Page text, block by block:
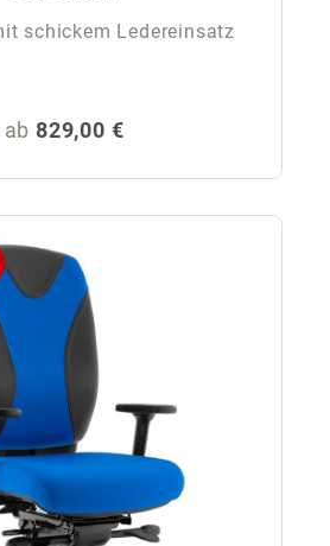
schickem Ledereinsatz
Regulärer Preis:
ab 829,00 €